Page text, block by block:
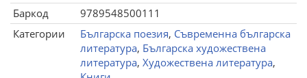
Баркод
9789548500111
Категории
Българска поезия, Съвременна българска
литература, Българска художествена
литература, Художествена литература,